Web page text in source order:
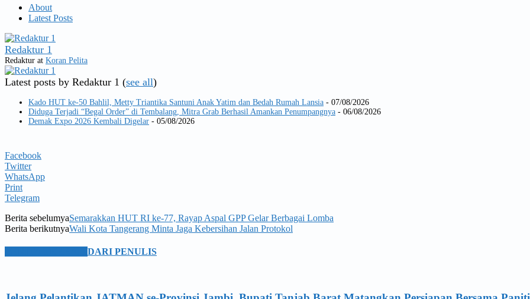
About
Latest Posts
Redaktur 1
Redaktur at Koran Pelita
Latest posts by Redaktur 1 (see all)
Kado HUT ke-50 Bahlil, Metty Triantika Santuni Anak Yatim dan Bedah Rumah Lansia - 07/08/2026
Diduga Terjadi “Begal Order” di Tembalang, Mitra Grab Berhasil Amankan Penumpangnya - 06/08/2026
Demak Expo 2026 Kembali Digelar - 05/08/2026
Facebook
Twitter
WhatsApp
Print
Telegram
Berita sebelumyaSemarakkan HUT RI ke-77, Rayap Aspal GPP Gelar Berbagai Lomba
Berita berikutnyaWali Kota Tangerang Minta Jaga Kebersihan Jalan Protokol
DARI PENULIS